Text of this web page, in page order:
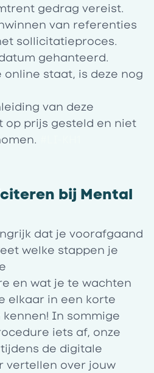
gedrag vereist.
van referenties
sollicitatieproces.
gehanteerd.
staat, is deze nog
van deze
op prijs gesteld en niet
bij Mental
dat je voorafgaand
welke stappen je
en wat je te wachten
elkaar in een korte
In sommige
iets af, onze
de digitale
vertellen over jouw